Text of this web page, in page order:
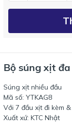
Bộ súng xịt
Súng xịt nhiều đầu
Mã số: YTKAG8
Với 7 đầu xịt đi kèm
Xuất xứ: KTC Nhật